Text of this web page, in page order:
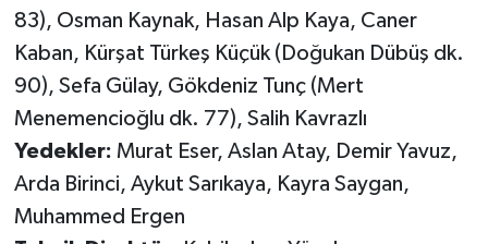
83), Osman Kaynak, Hasan Alp Kaya, Caner
Kaban, Kürşat Türkeş Küçük (Doğukan Dübüş dk.
90), Sefa Gülay, Gökdeniz Tunç (Mert
Menemencioğlu dk. 77), Salih Kavrazlı
Yedekler: Murat Eser, Aslan Atay, Demir Yavuz,
Arda Birinci, Aykut Sarıkaya, Kayra Saygan,
Muhammed Ergen